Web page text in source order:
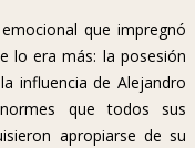
que impregnó
lo era más: la posesión
influencia de Alejandro
que todos sus
apropiarse de su